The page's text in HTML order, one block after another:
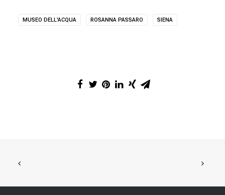
MUSEO DELL'ACQUA ROSANNA PASSARO SIENA